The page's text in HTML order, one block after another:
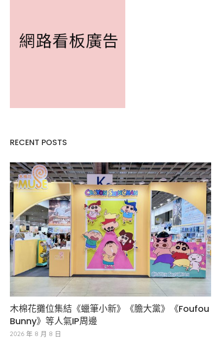
RECENT POSTS
木棉花攤位集結《蠟筆小新》《膽大黨》《Foufou
Bunny》等人氣IP周邊
2026 年 8 月 8 日